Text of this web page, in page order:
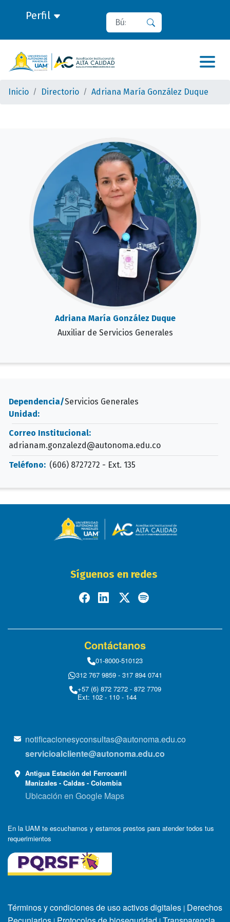
Perfil Buscar
Inicio Directorio Adriana María González Duque
Adriana María González Duque
Auxiliar de Servicios Generales
Dependencia/
Unidad:
Servicios Generales
Correo Institucional:
adrianam.gonzalezd@autonoma.edu.co
Teléfono: (606) 8727272 - Ext. 135
Síguenos en redes
Contáctanos
01-8000-510123
312 767 9859 - 317 894 0741
+57 (6) 872 7272 - 872 7709
Ext: 102 - 110 - 144
notificacionesyconsultas@autonoma.edu.co
servicioalcliente@autonoma.edu.co
Antigua Estación del Ferrocarril
Manizales - Caldas - Colombia
Ubicación en Google Maps
En la UAM te escuchamos y estamos prestos para atender todos tus
requerimientos
Términos y condiciones de uso activos digitales | Derechos